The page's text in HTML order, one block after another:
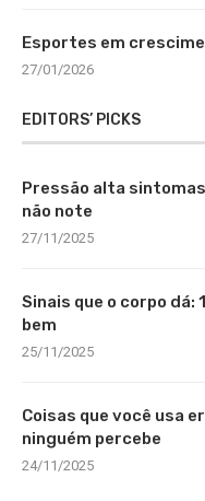
Esportes em
27/01/2026
EDITORS’ PICKS
Pressão alta
não note
27/11/2025
Sinais que o corpo dá:
bem
25/11/2025
Coisas que você usa
ninguém percebe
24/11/2025